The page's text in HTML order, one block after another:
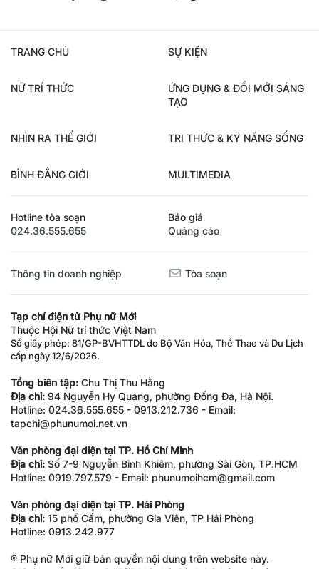
TRANG CHỦ SỰ KIỆN
NỮ TRÍ THỨC
ỨNG DỤNG & ĐỔI MỚI SÁNG
TẠO
NHÌN RA THẾ GIỚI TRI THỨC & KỸ NĂNG SỐNG
BÌNH ĐẲNG GIỚI MULTIMEDIA
Hotline tòa soạn
024.36.555.655
Báo giá
Quảng cáo
Thông tin doanh nghiệp Tòa soạn
Tạp chí điện tử Phụ nữ Mới
Thuộc Hội Nữ trí thức Việt Nam
Số giấy phép: 81/GP-BVHTTDL do Bộ Văn Hóa, Thể Thao và Du Lịch
cấp ngày 12/6/2026.
Tổng biên tập: Chu Thị Thu Hằng
Địa chỉ: 94 Nguyễn Hy Quang, phường Đống Đa, Hà Nội.
Hotline: 024.36.555.655 - 0913.212.736 - Email:
tapchi@phunumoi.net.vn
Văn phòng đại diện tại TP. Hồ Chí Minh
Địa chỉ: Số 7-9 Nguyễn Bỉnh Khiêm, phường Sài Gòn, TP.HCM
Hotline: 0919.797.579 - Email: phunumoihcm@gmail.com
Văn phòng đại diện tại TP. Hải Phòng
Địa chỉ: 15 phố Cấm, phường Gia Viên, TP Hải Phòng
Hotline: 0913.242.977
® Phụ nữ Mới giữ bản quyền nội dung trên website này.